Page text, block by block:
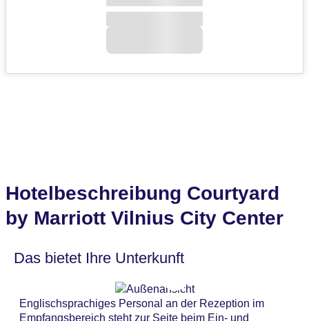
Hotelbeschreibung Courtyard
by Marriott Vilnius City Center
Das bietet Ihre Unterkunft
Englischsprachiges Personal an der Rezeption im
Empfangsbereich steht zur Seite beim Ein- und